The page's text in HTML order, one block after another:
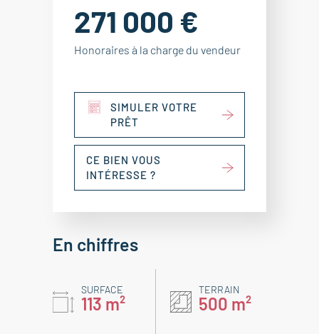
271 000 €
Honoraires à la charge du vendeur
SIMULER VOTRE
PRÊT
CE BIEN VOUS
INTÉRESSE ?
En chiffres
SURFACE
113 m²
TERRAIN
500 m²